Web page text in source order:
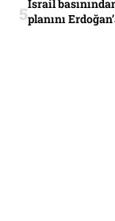
İsrail
planını